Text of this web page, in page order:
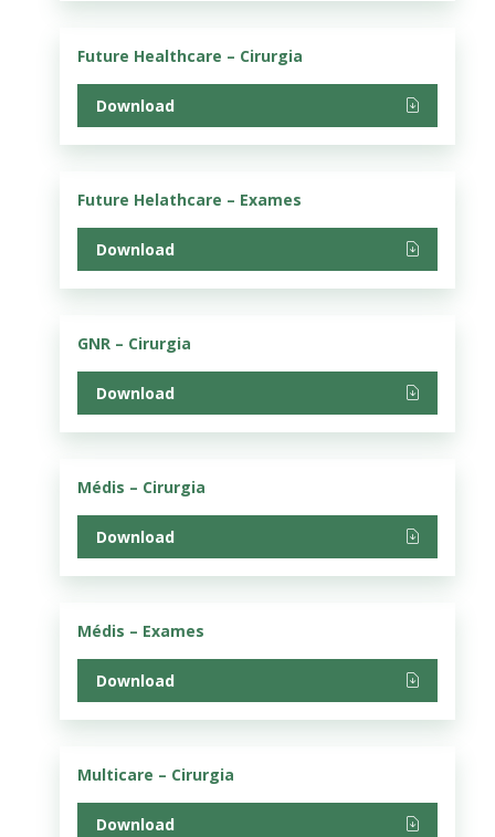
Future Healthcare – Cirurgia
Download
Future Helathcare – Exames
Download
GNR – Cirurgia
Download
Médis – Cirurgia
Download
Médis – Exames
Download
Multicare – Cirurgia
Download